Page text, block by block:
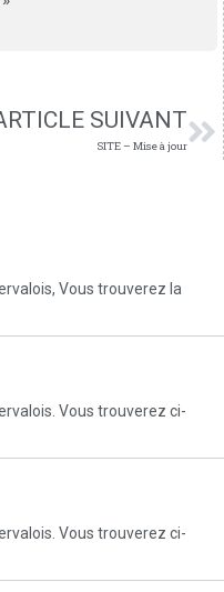
SUIVANT
SITE – Mise à jour
Vous trouverez la
Vous trouverez ci-
Vous trouverez ci-